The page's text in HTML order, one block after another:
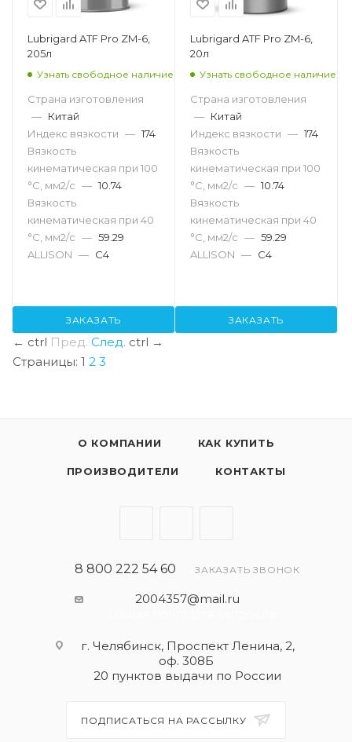
Lubrigard ATF Pro ZM-6,
205л
Узнать свободное наличие
Страна изготовления
— Китай
Индекс вязкости — 174
Вязкость
кинематическая при 100
°С, мм2/с — 10.74
Вязкость
кинематическая при 40
°С, мм2/с — 59.29
ALLISON — C4
ЗАКАЗАТЬ
Lubrigard ATF Pro ZM-6,
20л
Узнать свободное наличие
Страна изготовления
— Китай
Индекс вязкости — 174
Вязкость
кинематическая при 100
°С, мм2/с — 10.74
Вязкость
кинематическая при 40
°С, мм2/с — 59.29
ALLISON — C4
ЗАКАЗАТЬ
← ctrl Пред. След. ctrl →
Страницы: 1 2 3
О КОМПАНИИ КАК КУПИТЬ
ПРОИЗВОДИТЕЛИ КОНТАКТЫ
8 800 222 54 60 ЗАКАЗАТЬ ЗВОНОК
2004357@mail.ru
г. Челябинск, Проспект Ленина, 2,
оф. 308Б
20 пунктов выдачи по России
ПОДПИСАТЬСЯ НА РАССЫЛКУ